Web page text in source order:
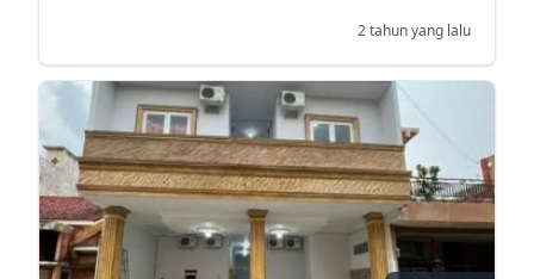
2 tahun yang lalu